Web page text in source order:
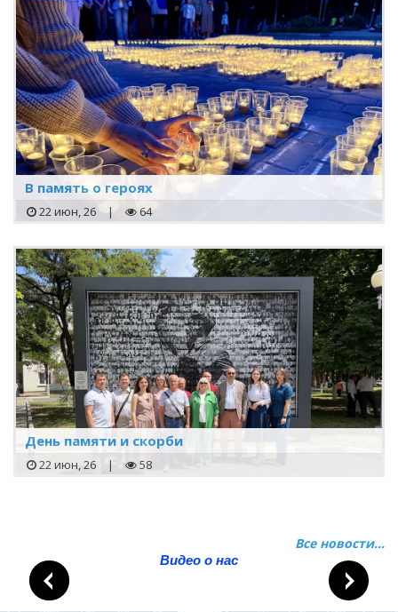
В память о героях
22 июн, 26 | 64
День памяти и скорби
22 июн, 26 | 58
Все новости...
Видео о нас